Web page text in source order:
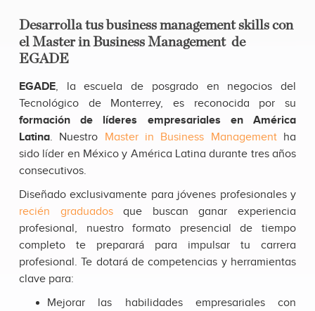
Desarrolla tus business management skills con
el Master in Business Management de
EGADE
EGADE, la escuela de posgrado en negocios del
Tecnológico de Monterrey, es reconocida por su
formación de líderes empresariales en América
Latina. Nuestro Master in Business Managementha
sido líder en México y América Latina durante tres años
consecutivos.
Diseñado exclusivamente para jóvenes profesionales y
recién graduadosque buscan ganar experiencia
profesional, nuestro formato presencial de tiempo
completo te preparará para impulsar tu carrera
profesional. Te dotará de competencias y herramientas
clave para:
Mejorar las habilidades empresariales con